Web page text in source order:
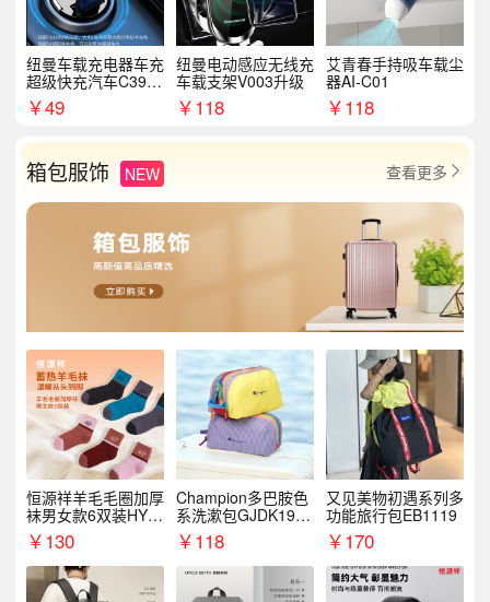
纽曼车载充电器车充
超级快充汽车C39提
手拉环
￥49
纽曼电动感应无线充
车载支架V003升级
￥118
艾青春手持吸车载尘
器AI-C01
￥118
箱包服饰 NEW 查看更多 
恒源祥羊毛毛圈加厚
袜男女款6双装HYX
068WZ
￥130
Champion多巴胺色
系洗漱包GJDK19R
1￥118
又见美物初遇系列多
功能旅行包EB1119
￥170